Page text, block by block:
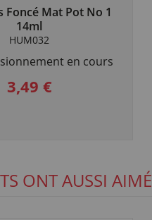
Foncé Mat Pot No 1
14ml
HUM032
en cours
3,49 €
ONT AUSSI AIMÉ